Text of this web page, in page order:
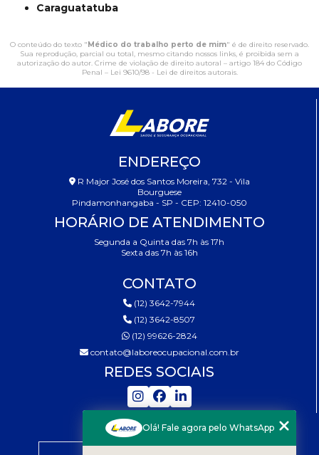
Caraguatatuba
O conteúdo do texto "Médico do trabalho perto de mim" é de direito reservado.
Sua reprodução, parcial ou total, mesmo citando nossos links, é proibida sem a
autorização do autor. Crime de violação de direito autoral – artigo 184 do Código
Penal – Lei 9610/98 - Lei de direitos autorais.
ENDEREÇO
R Major José dos Santos Moreira, 732 - Vila
Bourguese
Pindamonhangaba - SP - CEP: 12410-050
HORÁRIO DE ATENDIMENTO
Segunda a Quinta das 7h às 17h
Sexta das 7h às 16h
CONTATO
(12) 3642-7944
(12) 3642-8507
(12) 99626-2824
contato@laboreocupacional.com.br
REDES SOCIAIS
MENU
HOME
Olá! Fale agora pelo WhatsApp